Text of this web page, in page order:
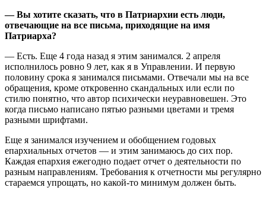
— Вы хотите сказать, что в Патриархии есть люди,
отвечающие на все письма, приходящие на имя
Патриарха?
— Есть. Еще 4 года назад я этим занимался. 2 апреля
исполнилось ровно 9 лет, как я в Управлении. И первую
половину срока я занимался письмами. Отвечали мы на все
обращения, кроме откровенно скандальных или если по
стилю понятно, что автор психически неуравновешен. Это
когда письмо написано пятью разными цветами и тремя
разными шрифтами.
Еще я занимался изучением и обобщением годовых
епархиальных отчетов — и этим занимаюсь до сих пор.
Каждая епархия ежегодно подает отчет о деятельности по
разным направлениям. Требования к отчетности мы регулярно
стараемся упрощать, но какой-то минимум должен быть.